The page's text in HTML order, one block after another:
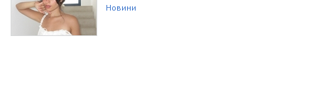
Новини